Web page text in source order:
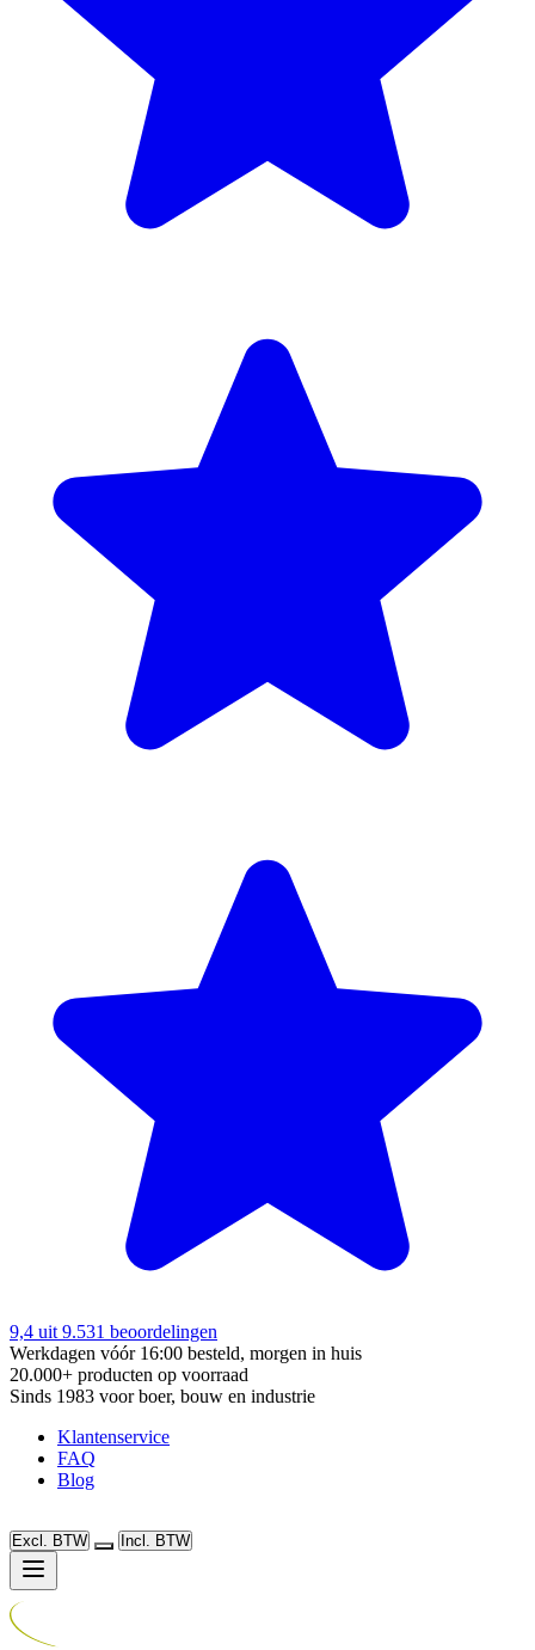
9,4 uit 9.531 beoordelingen
Werkdagen vóór 16:00 besteld, morgen in huis
20.000+ producten op voorraad
Sinds 1983 voor boer, bouw en industrie
Klantenservice
FAQ
Blog
Excl. BTW Incl. BTW